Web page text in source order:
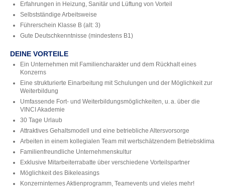
Erfahrungen in Heizung, Sanitär und Lüftung von Vorteil
Selbstständige Arbeitsweise
Führerschein Klasse B (alt: 3)
Gute Deutschkenntnisse (mindestens B1)
DEINE VORTEILE
Ein Unternehmen mit Familiencharakter und dem Rückhalt eines
Konzerns
Eine strukturierte Einarbeitung mit Schulungen und der Möglichkeit zur
Weiterbildung
Umfassende Fort- und Weiterbildungsmöglichkeiten, u. a. über die
VINCI Akademie
30 Tage Urlaub
Attraktives Gehaltsmodell und eine betriebliche Altersvorsorge
Arbeiten in einem kollegialen Team mit wertschätzendem Betriebsklima
Familienfreundliche Unternehmenskultur
Exklusive Mitarbeiterrabatte über verschiedene Vorteilspartner
Möglichkeit des Bikeleasings
Konzerninternes Aktienprogramm, Teamevents und vieles mehr!